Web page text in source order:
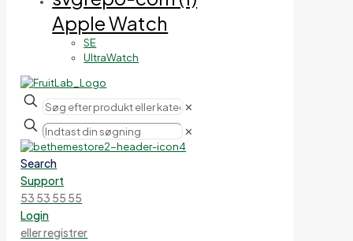
Apple Watch
SE
UltraWatch
✕
✕
Search
Support
53 53 55 55
Login
eller registrer